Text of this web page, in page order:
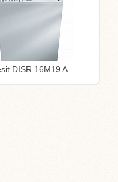
DISR 16M19 A